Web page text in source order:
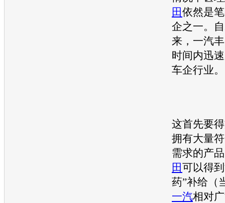
田依然是
企之一。
来， 一汽
时间内迅
车企行业。
这首先要
拥有大量
需求的产
田可以得
药”补给（
一汽相对